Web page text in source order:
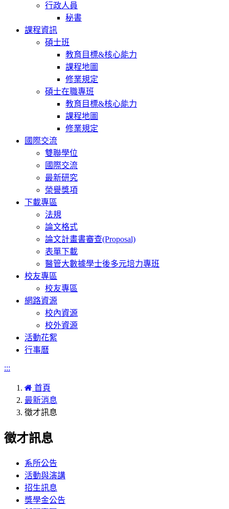
行政人員
秘書
課程資訊
碩士班
教育目標&核心能力
課程地圖
修業規定
碩士在職專班
教育目標&核心能力
課程地圖
修業規定
國際交流
雙聯學位
國際交流
最新研究
榮譽獎項
下載專區
法規
論文格式
論文計畫書審查(Proposal)
表單下載
醫管大數據學士後多元培力專班
校友專區
校友專區
網路資源
校內資源
校外資源
活動花絮
行事曆
:::
首頁
最新消息
徵才訊息
徵才訊息
系所公告
活動與演講
招生訊息
獎學金公告